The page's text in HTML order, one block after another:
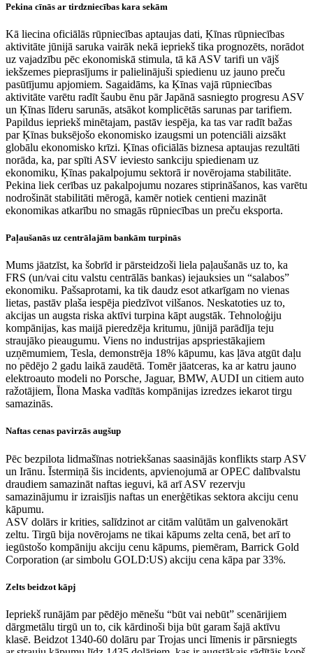
Pekina cīnās ar tirdzniecības kara sekām
Kā liecina oficiālās rūpniecības aptaujas dati, Ķīnas rūpniecības
aktivitāte jūnijā saruka vairāk nekā iepriekš tika prognozēts, norādot
uz vajadzību pēc ekonomiskā stimula, tā kā ASV tarifi un vājš
iekšzemes pieprasījums ir palielinājuši spiedienu uz jauno preču
pasūtījumu apjomiem. Sagaidāms, ka Ķīnas vajā rūpniecības
aktivitāte varētu radīt šaubu ēnu pār Japānā sasniegto progresu ASV
un Ķīnas līderu sarunās, atsākot komplicētās sarunas par tarifiem.
Papildus iepriekš minētajam, pastāv iespēja, ka tas var radīt bažas
par Ķīnas buksējošo ekonomisko izaugsmi un potenciāli aizsākt
globālu ekonomisko krīzi. Ķīnas oficiālās biznesa aptaujas rezultāti
norāda, ka, par spīti ASV ieviesto sankciju spiedienam uz
ekonomiku, Ķīnas pakalpojumu sektorā ir novērojama stabilitāte.
Pekina liek cerības uz pakalpojumu nozares stiprināšanos, kas varētu
nodrošināt stabilitāti mērogā, kamēr notiek centieni mazināt
ekonomikas atkarību no smagās rūpniecības un preču eksporta.
Paļaušanās uz centrālajām bankām turpinās
Mums jāatzīst, ka šobrīd ir pārsteidzoši liela paļaušanās uz to, ka
FRS (un/vai citu valstu centrālās bankas) iejauksies un “salabos”
ekonomiku. Pašsaprotami, ka tik daudz esot atkarīgam no vienas
lietas, pastāv plaša iespēja piedzīvot vilšanos. Neskatoties uz to,
akcijas un augsta riska aktīvi turpina kāpt augstāk. Tehnoloģiju
kompānijas, kas maijā pieredzēja kritumu, jūnijā parādīja teju
straujāko pieaugumu. Viens no industrijas apspriestākajiem
uzņēmumiem, Tesla, demonstrēja 18% kāpumu, kas ļāva atgūt daļu
no pēdējo 2 gadu laikā zaudētā. Tomēr jāatceras, ka ar katru jauno
elektroauto modeli no Porsche, Jaguar, BMW, AUDI un citiem auto
ražotājiem, Īlona Maska vadītās kompānijas izredzes iekarot tirgu
samazinās.
Naftas cenas pavirzās augšup
Pēc bezpilota lidmašīnas notriekšanas saasinājās konflikts starp ASV
un Irānu. Īstermiņā šis incidents, apvienojumā ar OPEC dalībvalstu
draudiem samazināt naftas ieguvi, kā arī ASV rezervju
samazinājumu ir izraisījis naftas un enerģētikas sektora akciju cenu
kāpumu.
ASV dolārs ir krities, salīdzinot ar citām valūtām un galvenokārt
zeltu. Tirgū bija novērojams ne tikai kāpums zelta cenā, bet arī to
iegūstošo kompāniju akciju cenu kāpums, piemēram, Barrick Gold
Corporation (ar simbolu GOLD:US) akciju cena kāpa par 33%.
Zelts beidzot kāpj
Iepriekš runājām par pēdējo mēnešu “būt vai nebūt” scenārijiem
dārgmetālu tirgū un to, cik kārdinoši bija būt garam šajā aktīvu
klasē. Beidzot 1340-60 dolāru par Trojas unci līmenis ir pārsniegts